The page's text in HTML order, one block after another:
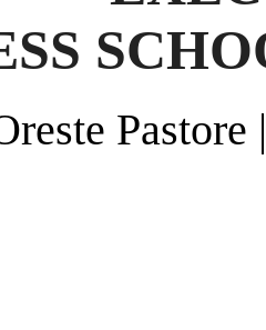
Pastore